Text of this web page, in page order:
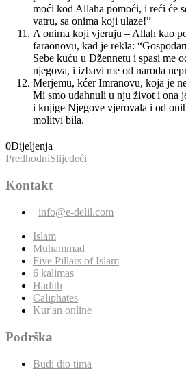
moći kod Allaha pomoći, i reći će
vatru, sa onima koji ulaze!”
A onima koji vjeruju – Allah kao
faraonovu, kad je rekla:
Sebe kuću u Džennetu i spasi me
njegova, i izbavi me od naroda
Merjemu, kćer Imranovu, koja je
Mi smo udahnuli u nju život i ona
i knjige Njegove vjerovala i od
molitvi bila.
0Dijeljenja
PredhodniSlijedeći
Kontakt
info@e-delil.com
Islam
Muhammad
Five Pillars of Islam
6 kalimas
Hadith
Caliphates
Kur'an online
Podrška
Budi dio tima